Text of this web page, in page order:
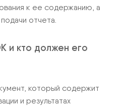
к ее содержанию, а
отчета.
и кто должен его
который содержит
и результатах